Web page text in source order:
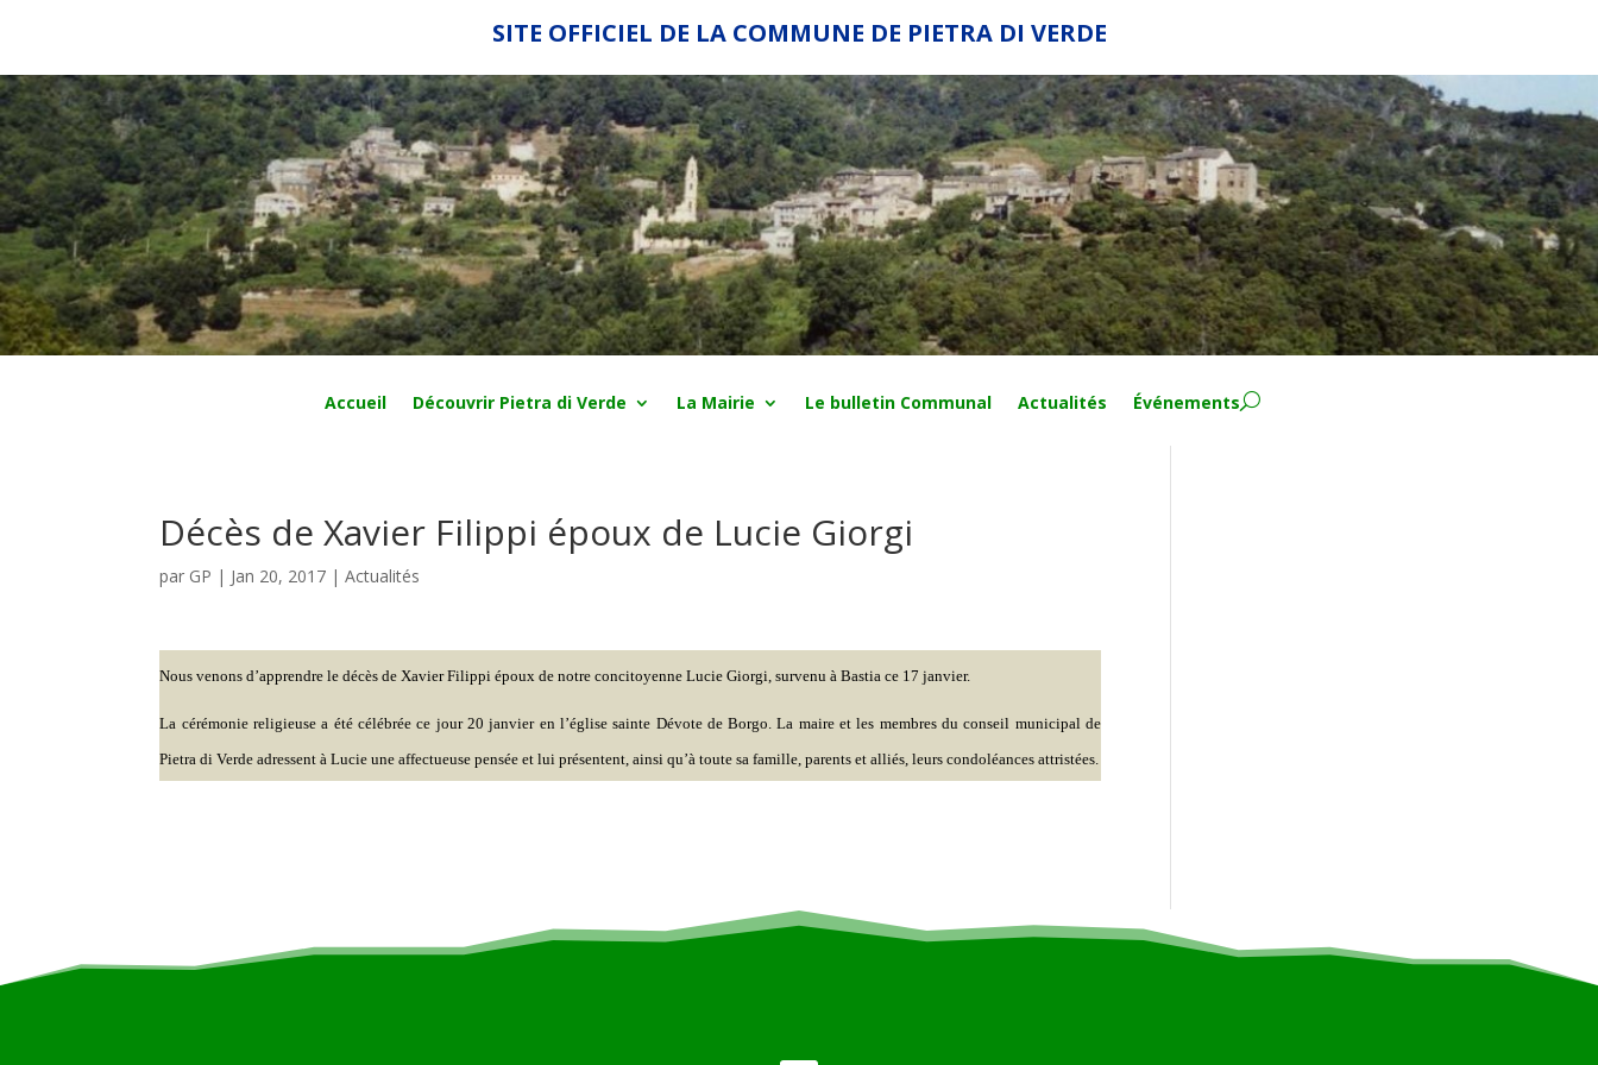
SITE OFFICIEL DE LA COMMUNE DE PIETRA DI VERDE
Accueil Découvrir Pietra di Verde La Mairie Le bulletin Communal Actualités Événements
Décès de Xavier Filippi époux de Lucie Giorgi
par GP | Jan 20, 2017 |Actualités
Nous venons d’apprendre le décès de Xavier Filippi époux de notre concitoyenne Lucie Giorgi, survenu à Bastia ce 17 janvier.
La cérémonie religieuse a été célébrée ce jour 20 janvier en l’église sainte Dévote de Borgo. La maire et les membres du conseil municipal de
Pietra di Verde adressent à Lucie une affectueuse pensée et lui présentent, ainsi qu’à toute sa famille, parents et alliés, leurs condoléances attristées.